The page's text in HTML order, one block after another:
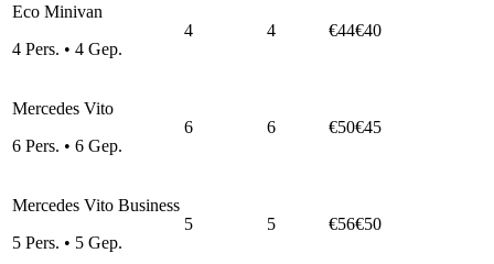
Eco Minivan
4 Pers. • 4 Gep.
4 4 €44€40
Mercedes Vito
6 Pers. • 6 Gep.
6 6 €50€45
Mercedes Vito Business
5 Pers. • 5 Gep.
5 5 €56€50